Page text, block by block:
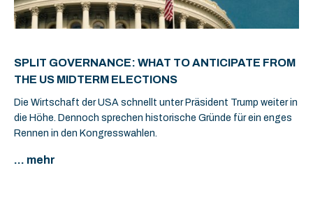
SPLIT GOVERNANCE: WHAT TO ANTICIPATE FROM
THE US MIDTERM ELECTIONS
Die Wirtschaft der USA schnellt unter Präsident Trump weiter in
die Höhe. Dennoch sprechen historische Gründe für ein enges
Rennen in den Kongresswahlen.
... mehr